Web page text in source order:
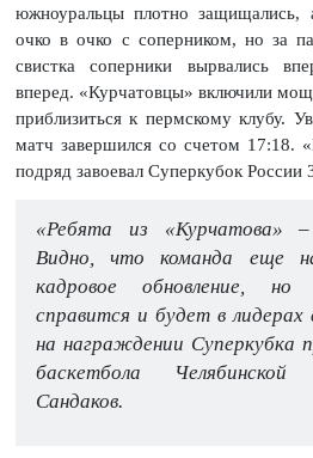
южноуральцы плотно защищались,
очко в очко с соперником, но за
свистка соперники вырвались
вперед. «Курчатовцы» включили
приблизиться к пермскому клубу.
матч завершился со счетом 17:18.
подряд завоевал Суперкубок России
«Ребята из «Курчатова»
Видно, что команда еще
кадровое обновление, но
справится и будет в
на награждении Суперкубка
баскетбола
Сандаков.